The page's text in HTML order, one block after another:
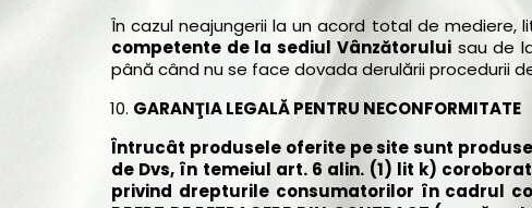
În cazul neajungerii la un acord total de mediere,
competente de la sediul Vânzătoruluisau de
până când nu se face dovada derulării procedurii
GARANŢIA LEGALĂ PENTRU NECONFORMITATE
Întrucât produsele oferite pe site sunt
de Dvs, în temeiul art. 6 alin. (1) lit k)
privind drepturile consumatorilor în cadrul